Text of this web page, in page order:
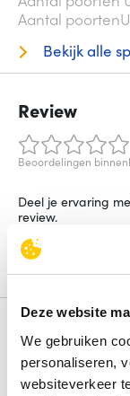
Deze website
We gebruiken
personaliseren,
websiteverkeer
Aantal
Bekijk alle
Review
Beoordelingen
Deel je ervaring
review.
Schrijf een review
Vergelijk